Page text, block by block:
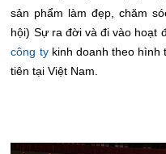
sản phẩm làm đẹp, chăm
hội) Sự ra đời và đi vào hoạt
công tykinh doanh theo hình
tiên tại Việt Nam.